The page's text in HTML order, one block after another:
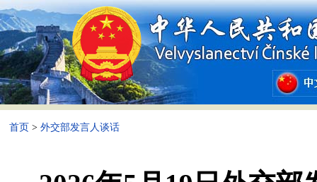
首页 > 外交部发言人谈话